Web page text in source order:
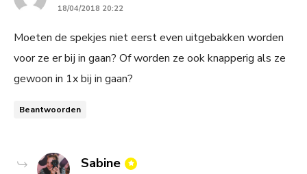
18/04/2018 20:22
Moeten de spekjes niet eerst even uitgebakken worden
voor ze er bij in gaan? Of worden ze ook knapperig als ze
gewoon in 1x bij in gaan?
Beantwoorden
Sabine says: